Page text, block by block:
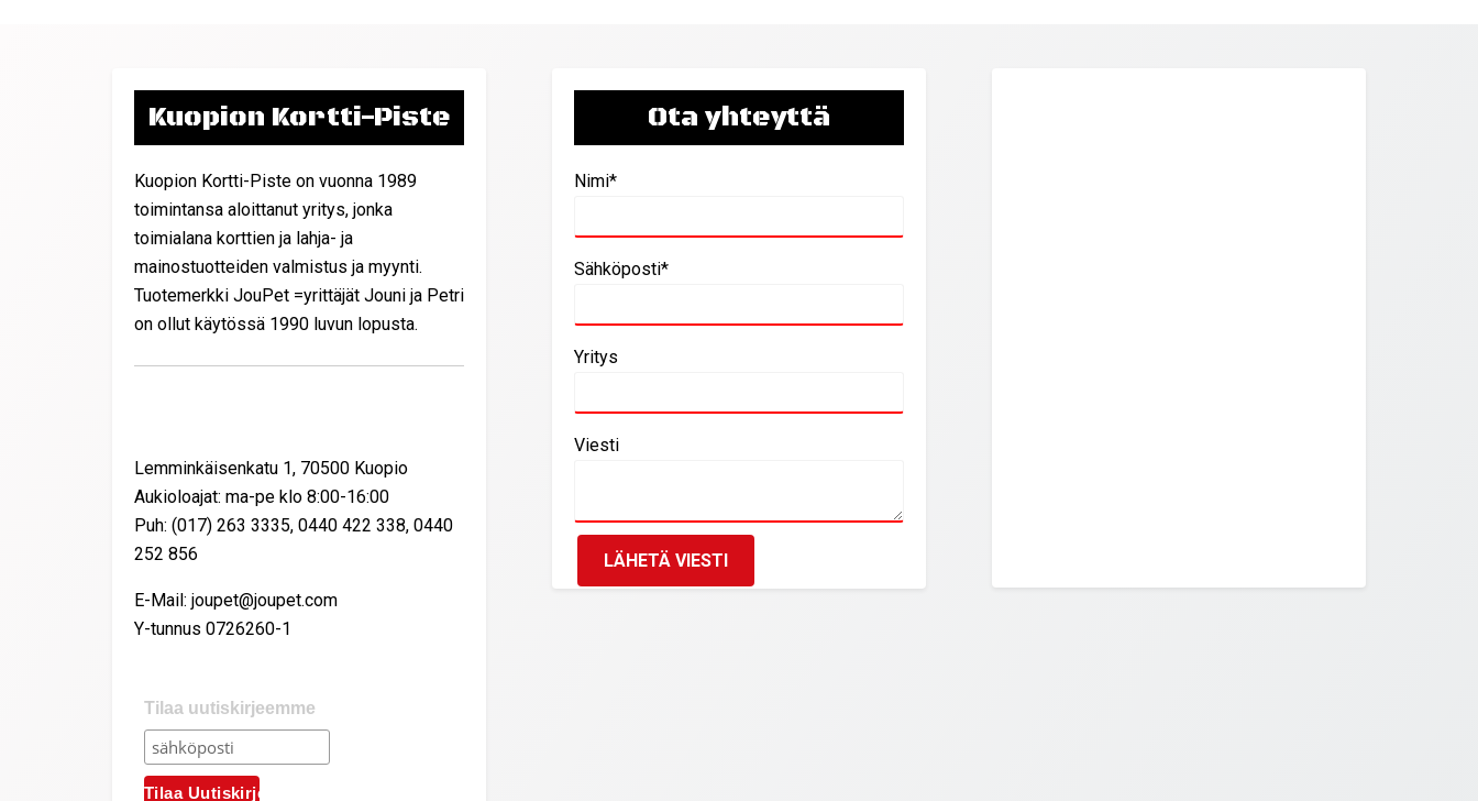
Kuopion Kortti-Piste
Kuopion Kortti-Piste on vuonna 1989
toimintansa aloittanut yritys, jonka
toimialana korttien ja lahja- ja
mainostuotteiden valmistus ja myynti.
Tuotemerkki JouPet =yrittäjät Jouni ja Petri
on ollut käytössä 1990 luvun lopusta.
Lemminkäisenkatu 1, 70500 Kuopio
Aukioloajat: ma-pe klo 8:00-16:00
Puh: (017) 263 3335, 0440 422 338, 0440
252 856
E-Mail: joupet@joupet.com
Y-tunnus 0726260-1
Tilaa uutiskirjeemme
Ota yhteyttä
Nimi*
Sähköposti*
Yritys
Viesti